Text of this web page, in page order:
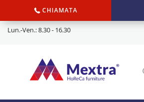
CHIAMATA
Lun.-Ven.: 8.30 - 16.30